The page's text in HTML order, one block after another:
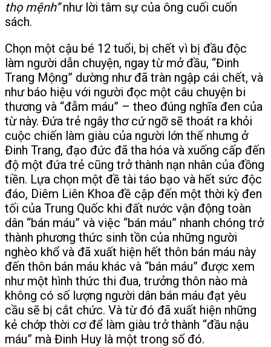
thọ mệnh”như lời tâm sự của ông cuối cuốn
sách.
Chọn một cậu bé 12 tuổi, bị chết vì bị đầu độc
làm người dẫn chuyện, ngay từ mở đầu, “Đinh
Trang Mộng” dường như đã tràn ngập cái chết, và
như báo hiệu với người đọc một câu chuyện bi
thương và “đẫm máu” – theo đúng nghĩa đen của
từ này. Đứa trẻ ngây thơ cứ ngỡ sẽ thoát ra khỏi
cuộc chiến làm giàu của người lớn thế nhưng ở
Đinh Trang, đạo đức đã tha hóa và xuống cấp đến
độ một đứa trẻ cũng trở thành nạn nhân của đồng
tiền. Lựa chọn một đề tài táo bạo và hết sức độc
đáo, Diêm Liên Khoa đề cập đến một thời kỳ đen
tối của Trung Quốc khi đất nước vận động toàn
dân “bán máu” và việc “bán máu” nhanh chóng trở
thành phương thức sinh tồn của những người
nghèo khổ và đã xuất hiện hết thôn bán máu này
đến thôn bán máu khác và “bán máu” được xem
như một hình thức thi đua, trưởng thôn nào mà
không có số lượng người dân bán máu đạt yêu
cầu sẽ bị cắt chức. Và từ đó đã xuất hiện những
kẻ chớp thời cơ để làm giàu trở thành “đầu nậu
máu” mà Đinh Huy là một trong số đó.